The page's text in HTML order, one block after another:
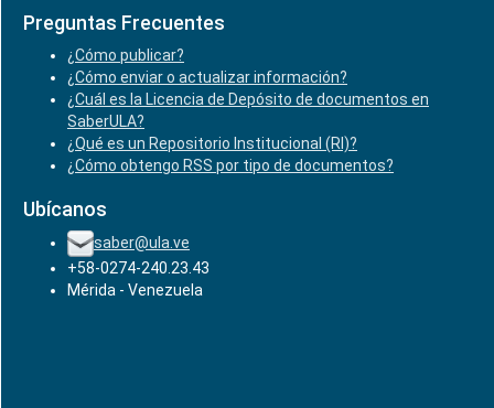
Preguntas Frecuentes
¿Cómo publicar?
¿Cómo enviar o actualizar información?
¿Cuál es la Licencia de Depósito de documentos en
SaberULA?
¿Qué es un Repositorio Institucional (RI)?
¿Cómo obtengo RSS por tipo de documentos?
Ubícanos
saber@ula.ve
+58-0274-240.23.43
Mérida - Venezuela